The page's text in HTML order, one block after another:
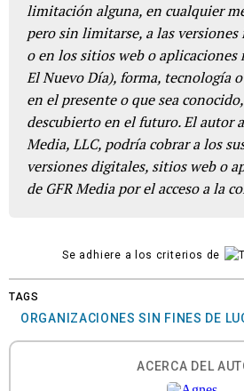
limitación alguna, en cualquier
pero sin limitarse, a las versiones
o en los sitios web o
El Nuevo Día), forma, tecnología
en el presente o que sea
descubierto en el futuro. El autor
Media, LLC, podría cobrar a los
versiones digitales, sitios web o
de GFR Media por el acceso a la
Se adhiere a los criterios de
TAGS
ORGANIZACIONES SIN FINES DE
ACERCA DEL